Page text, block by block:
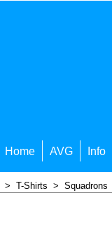
Home AVG Info
> T-Shirts > Squadrons